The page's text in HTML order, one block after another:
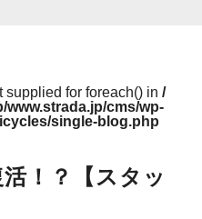
supplied for foreach() in /
www.strada.jp/cms/wp-
single-blog.php
！？【スタッ